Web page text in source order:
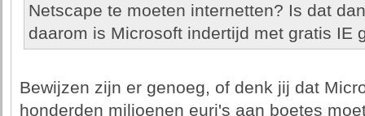
Netscape te moeten internetten? Is dat
daarom is Microsoft indertijd met gratis IE
Bewijzen zijn er genoeg, of denk jij dat
honderden miljoenen euri's aan boetes